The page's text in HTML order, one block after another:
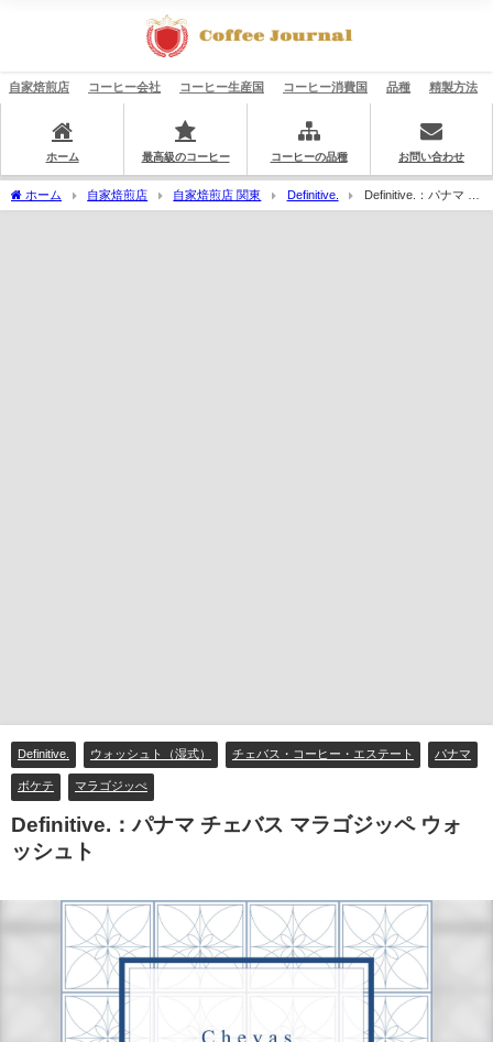
自家焙煎店 コーヒー会社 コーヒー生産国 コーヒー消費国 品種 精製方法
ホーム 最高級のコーヒー コーヒーの品種 お問い合わせ
ホーム 自家焙煎店 自家焙煎店 関東 Definitive.
Definitive.：パナマ チ
ェバス マラゴジッペ ウォッシュト
Definitive. ウォッシュト（湿式） チェバス・コーヒー・エステート パナマ
ボケテ マラゴジッぺ
Definitive.：パナマ チェバス マラゴジッペ ウォ
ッシュト